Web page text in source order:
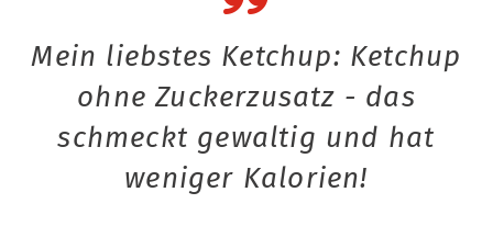
Mein liebstes Ketchup: Ketchup
ohne Zuckerzusatz - das
schmeckt gewaltig und hat
weniger Kalorien!